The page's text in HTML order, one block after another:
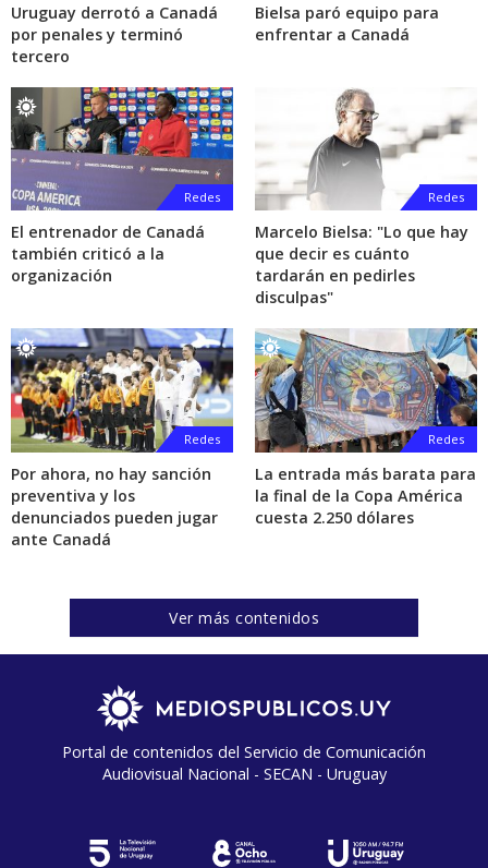
Uruguay derrotó a Canadá
por penales y terminó
tercero
Bielsa paró equipo para
enfrentar a Canadá
Redes
El entrenador de Canadá
también criticó a la
organización
Redes
Marcelo Bielsa: "Lo que hay
que decir es cuánto
tardarán en pedirles
disculpas"
Redes
Por ahora, no hay sanción
preventiva y los
denunciados pueden jugar
ante Canadá
Redes
La entrada más barata para
la final de la Copa América
cuesta 2.250 dólares
Ver más contenidos
Portal de contenidos del Servicio de Comunicación
Audiovisual Nacional - SECAN - Uruguay